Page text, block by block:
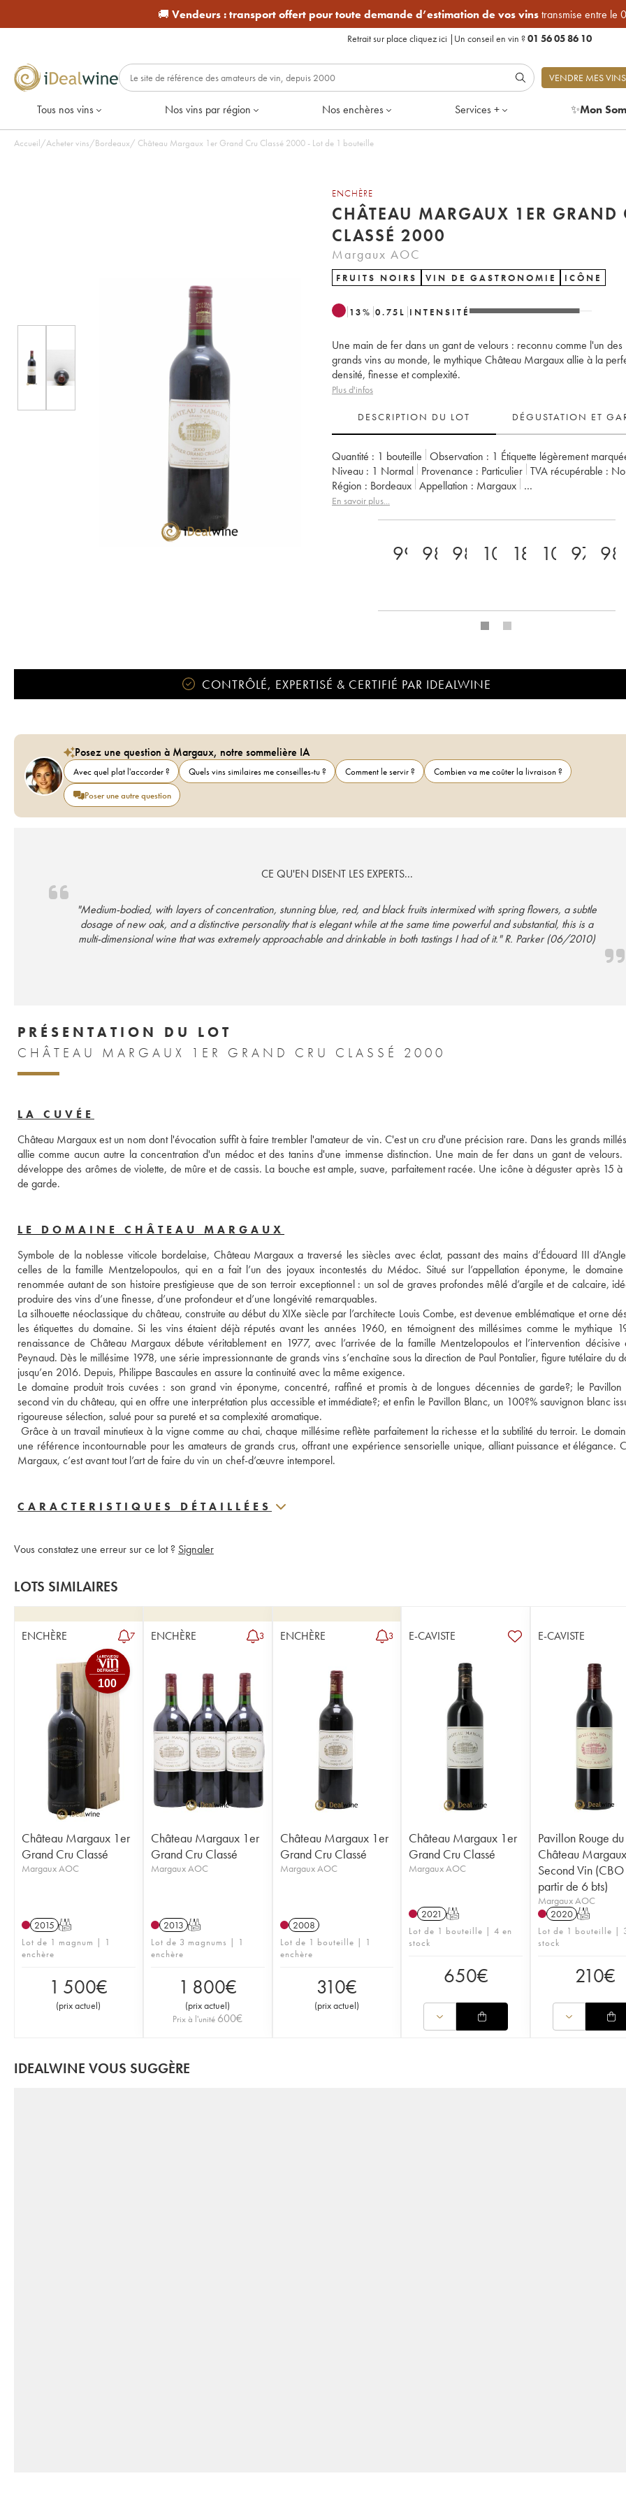
🚚 Vendeurs :transport offert pour toute demande d’estimation de vos vinstransmise entre le
Retrait sur place cliquez ici | Un conseil en vin ?01 56 05 86 10
VENDRE MES VINS
Tous nos vins Nos vins par région Nos enchères Services + ✨Mon
Accueil/Acheter vins/Bordeaux/ Château Margaux 1er Grand Cru Classé 2000 - Lot de 1 bouteille
ENCHÈRE
CHÂTEAU MARGAUX 1ER GRAND
CLASSÉ 2000
Margaux AOC
FRUITS NOIRS VIN DE GASTRONOMIE ICÔNE
13% 0.75 L INTENSITÉ
Une main de fer dans un gant de velours : reconnu comme l'un des
grands vins au monde, le mythique Château Margaux allie à la
densité, finesse et complexité.
Plus d'infos
DESCRIPTION DU LOT DÉGUSTATION ET
Quantité : 1 bouteille Observation : 1 Étiquette légèrement
Niveau : 1 Normal Provenance : particulier TVA récupérable :
Région :
Bordeaux Appellation :
Margaux
Classement :
En savoir plus...
99 98 98 100 18+ 10097 98
CONTRÔLÉ, EXPERTISÉ & CERTIFIÉ PAR IDEALWINE
Posez une question à Margaux, notre sommelière IA
Avec quel plat l'accorder ? Quels vins similaires me conseilles-tu ? Comment le servir ?
Combien va me coûter la livraison ?
Poser une autre question
CE QU'EN DISENT LES EXPERTS...
"Medium-bodied, with layers of concentration, stunning blue, red, and black fruits intermixed with spring flowers, a subtle
dosage of new oak, and a distinctive personality that is elegant while at the same time powerful and substantial, this is a
multi-dimensional wine that was extremely approachable and drinkable in both tastings I had of it." R. Parker (06/2010)
PRÉSENTATION DU LOT
CHÂTEAU MARGAUX 1ER GRAND CRU CLASSÉ 2000
LA CUVÉE
Château Margaux est un nom dont l'évocation suffit à faire trembler l'amateur de vin. C'est un cru d'une précision rare. Dans les grands
allie comme aucun autre la concentration d'un médoc et des tanins d'une immense distinction. Une main de fer dans un gant de
développe des arômes de violette, de mûre et de cassis. La bouche est ample, suave, parfaitement racée. Une icône à déguster après 15
de garde.
LE DOMAINE CHÂTEAU MARGAUX
Symbole de la noblesse viticole bordelaise, Château Margaux a traversé les siècles avec éclat, passant des mains d’Édouard III
celles de la famille Mentzelopoulos, qui en a fait l’un des joyaux incontestés du Médoc. Situé sur l’appellation éponyme, le
renommée autant de son histoire prestigieuse que de son terroir exceptionnel : un sol de graves profondes mêlé d’argile et de calcaire,
produire des vins d’une finesse, d’une profondeur et d’une longévité remarquables.
La silhouette néoclassique du château, construite au début du XIXe siècle par l’architecte Louis Combe, est devenue emblématique et orne
les étiquettes du domaine. Si les vins étaient déjà réputés avant les années 1960, en témoignent des millésimes comme le mythique
renaissance de Château Margaux débute véritablement en 1977, avec l’arrivée de la famille Mentzelopoulos et l’intervention décisive
Peynaud. Dès le millésime 1978, une série impressionnante de grands vins s’enchaîne sous la direction de Paul Pontalier, figure tutélaire du
jusqu’en 2016. Depuis, Philippe Bascaules en assure la continuité avec la même exigence.
Le domaine produit trois cuvées : son grand vin éponyme, concentré, raffiné et promis à de longues décennies de garde?; le Pavillon
second vin du château, qui en offre une interprétation plus accessible et immédiate?; et enfin le Pavillon Blanc, un 100?% sauvignon blanc
rigoureuse sélection, salué pour sa pureté et sa complexité aromatique.
Grâce à un travail minutieux à la vigne comme au chai, chaque millésime reflète parfaitement la richesse et la subtilité du terroir. Le
une référence incontournable pour les amateurs de grands crus, offrant une expérience sensorielle unique, alliant puissance et élégance.
Margaux, c’est avant tout l’art de faire du vin un chef-d’œuvre intemporel.
CARACTERISTIQUES DÉTAILLÉES
Vous constatez une erreur sur ce lot ? Signaler
LOTS SIMILAIRES
ENCHÈRE 7
100
Château Margaux 1er
Grand Cru Classé
Margaux AOC
2015 T
Lot de 1 magnum | 1
enchère
1 500€
(prix actuel)
ENCHÈRE 3
Château Margaux 1er
Grand Cru Classé
Margaux AOC
2013 T
Lot de 3 magnums | 1
enchère
1 800€
(prix actuel)
Prix à l'unité 600€
ENCHÈRE 3
Château Margaux 1er
Grand Cru Classé
Margaux AOC
2008
Lot de 1 bouteille | 1
enchère
310€
(prix actuel)
E-CAVISTE
Château Margaux 1er
Grand Cru Classé
Margaux AOC
2021 T
Lot de 1 bouteille | 4 en
stock
650€
E-CAVISTE
Pavillon Rouge du
Château
Second Vin
partir de 6 bts)
Margaux AOC
2020 T
Lot de 1 bouteille |
stock
210€
IDEALWINE VOUS SUGGÈRE